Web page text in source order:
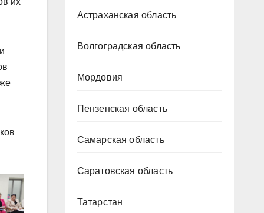
Астраханская область
Волгоградская область
Мордовия
Пензенская область
Самарская область
Саратовская область
Татарстан